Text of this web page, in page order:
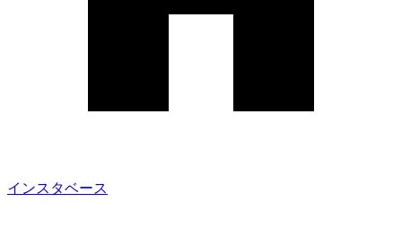
インスタベース